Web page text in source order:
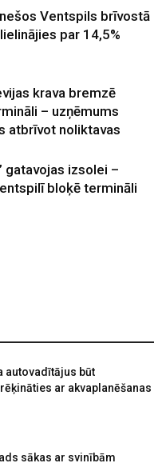
Ventspils brīvostā
par 14,5%
krava bremzē
– uzņēmums
atbrīvot noliktavas
gatavojas izsolei –
bloķē termināli
autovadītājus būt
ar akvaplanēšanas
sākas ar svinībām